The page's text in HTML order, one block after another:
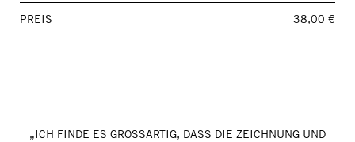
PREIS 38,00 €
„ICH FINDE ES GROSSARTIG, DASS DIE ZEICHNUNG UND I